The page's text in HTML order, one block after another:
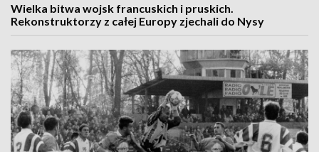
Wielka bitwa wojsk francuskich i pruskich.
Rekonstruktorzy z całej Europy zjechali do Nysy